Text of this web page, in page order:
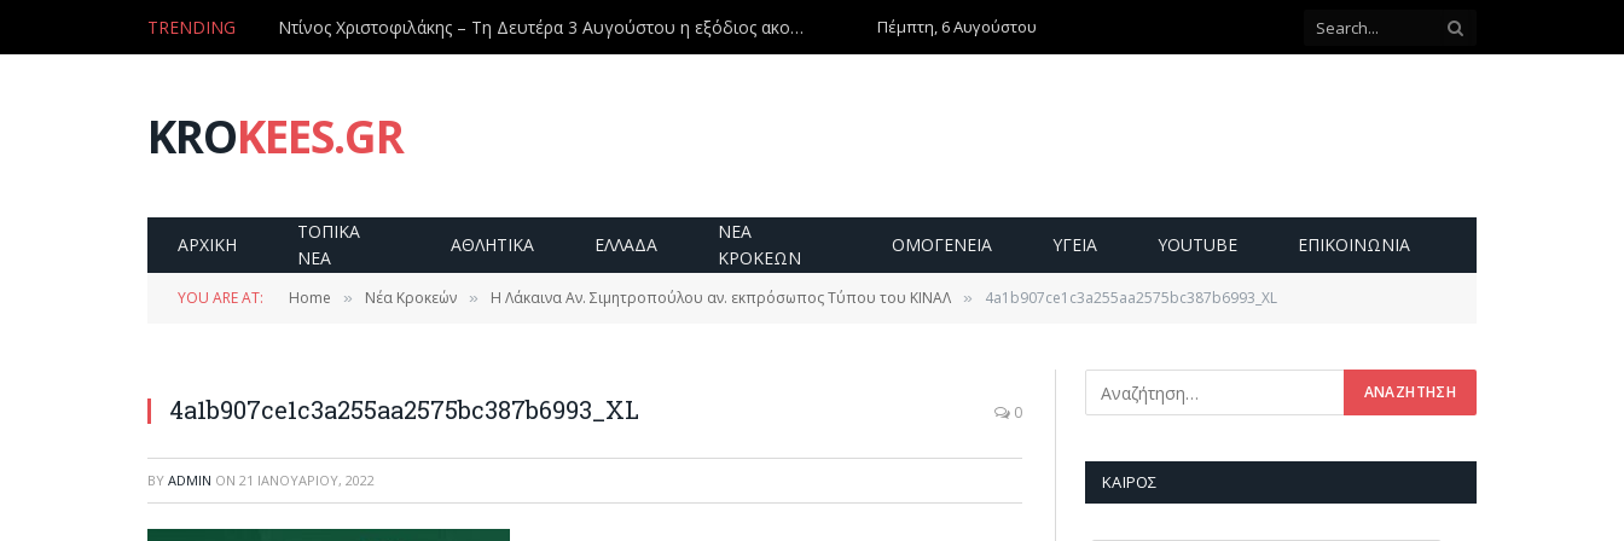
TRENDING Ντίνος Χριστοφιλάκης – Τη Δευτέρα 3 Αυγούστου η εξόδιος ακολουθία Πέμπτη, 6 Αυγούστου
KROKEES.GR
ΑΡΧΙΚΗ
ΤΟΠΙΚΑ
ΝΕΑ
ΑΘΛΗΤΙΚΑ ΕΛΛΑΔΑ
ΝΕΑ
ΚΡΟΚΕΩΝ
ΟΜΟΓΕΝΕΙΑ ΥΓΕΙΑ YOUTUBE ΕΠΙΚΟΙΝΩΝΊΑ
YOU ARE AT: Home » Νέα Κροκεών » Η Λάκαινα Αν. Σιμητροπούλου αν. εκπρόσωπος Τύπου του ΚΙΝΑΛ » 4a1b907ce1c3a255aa2575bc387b6993_XL
4a1b907ce1c3a255aa2575bc387b6993_XL 0
BY ADMIN ON 21 ΙΑΝΟΥΑΡΊΟΥ, 2022 ΚΑΙΡΌΣ